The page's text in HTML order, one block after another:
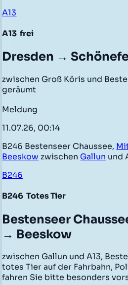
A13
A13 frei
Dresden →
zwischen Groß Köris und
geräumt
Meldung
11.07.26, 00:14
B246 Bestenseer Chaussee,
Beeskow zwischen Gallun und
B246
B246 Totes Tier
Bestenseer
→ Beeskow
zwischen Gallun und A13,
totes Tier auf der Fahrbahn,
fahren Sie bitte besonders